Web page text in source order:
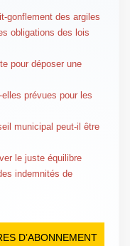
gonflement des argiles
obligations des lois
pour déposer une
prévues pour les
municipal peut-il être
le juste équilibre
indemnités de
D’ABONNEMENT